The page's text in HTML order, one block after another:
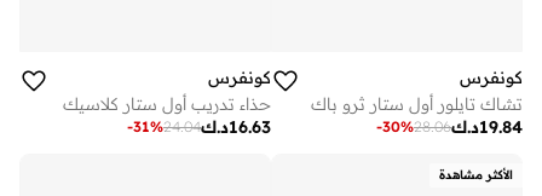
كونفرس
تشاك تايلور أول ستار ثرو باك
د.ك19.84
28.06
-30%
كونفرس
حذاء تدريب أول ستار كلاسيك
د.ك16.63
24.04
-31%
الأكثر مشاهدة